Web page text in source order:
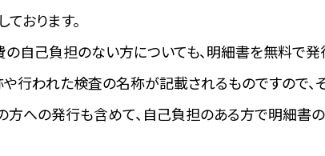
おります。
自己負担のない方についても、明細書を無料で発
行われた検査の名称が記載されるものですので、
への発行も含めて、自己負担のある方で明細書